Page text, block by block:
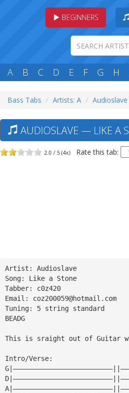
BEGINNERS
A B C D E F G H
Bass Tabs Artists: A
AUDIOSLAVE — LIKE A
2.0 / 5 (4x) Rate this tab:
Artist: Audioslave
Song: Like a Stone
Tabber: c0z420
Email: coz200059@hotmail.com
Tuning: 5 string standard
BEADG
This is sraight out of Guitar
Intro/Verse: